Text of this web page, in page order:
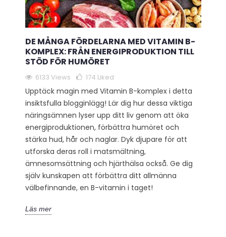
DE MÅNGA FÖRDELARNA MED VITAMIN B-
KOMPLEX: FRÅN ENERGIPRODUKTION TILL
STÖD FÖR HUMÖRET
6133 Views 174 Liked
Upptäck magin med Vitamin B-komplex i detta
insiktsfulla blogginlägg! Lär dig hur dessa viktiga
näringsämnen lyser upp ditt liv genom att öka
energiproduktionen, förbättra humöret och
stärka hud, hår och naglar. Dyk djupare för att
utforska deras roll i matsmältning,
ämnesomsättning och hjärthälsa också. Ge dig
själv kunskapen att förbättra ditt allmänna
välbefinnande, en B-vitamin i taget!
Läs mer